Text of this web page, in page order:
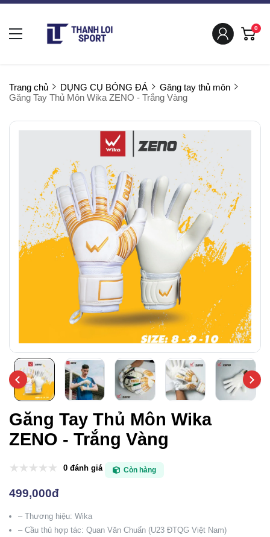
0
Trang chủ DỤNG CỤ BÓNG ĐÁ
Găng tay thủ môn
Găng Tay Thủ Môn Wika ZENO - Trắng Vàng
Găng Tay Thủ Môn Wika
ZENO - Trắng Vàng
0 đánh giá Còn hàng
499,000đ
– Thương hiệu: Wika
– Cầu thủ hợp tác: Quan Văn Chuẩn (U23 ĐTQG Việt Nam)